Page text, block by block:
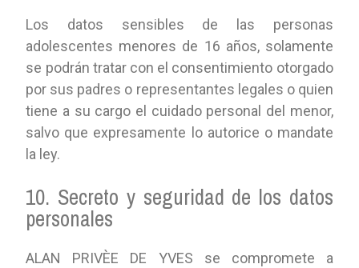
Los datos sensibles de las personas
adolescentes menores de 16 años, solamente
se podrán tratar con el consentimiento otorgado
por sus padres o representantes legales o quien
tiene a su cargo el cuidado personal del menor,
salvo que expresamente lo autorice o mandate
la ley.
10. Secreto y seguridad de los datos
personales
ALAN PRIVÈE DE YVES se compromete a